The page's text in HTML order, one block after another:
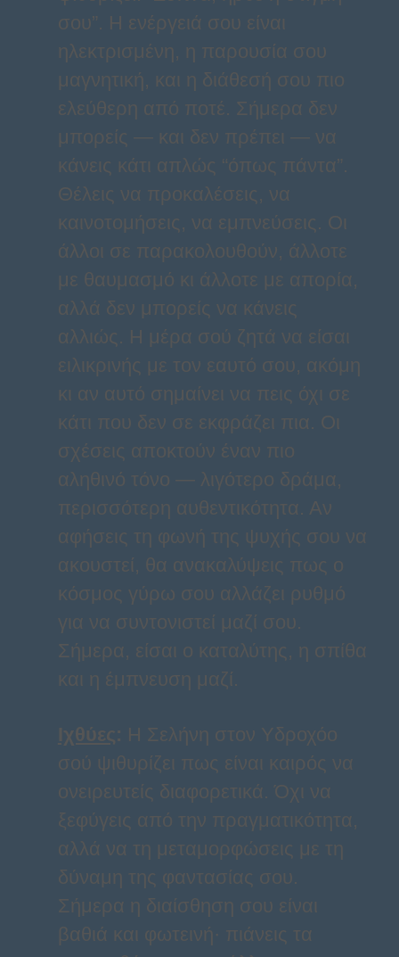
σου”. Η ενέργειά σου είναι
ηλεκτρισμένη, η παρουσία σου
μαγνητική, και η διάθεσή σου πιο
ελεύθερη από ποτέ. Σήμερα δεν
μπορείς — και δεν πρέπει — να
κάνεις κάτι απλώς “όπως πάντα”.
Θέλεις να προκαλέσεις, να
καινοτομήσεις, να εμπνεύσεις. Οι
άλλοι σε παρακολουθούν, άλλοτε
με θαυμασμό κι άλλοτε με απορία,
αλλά δεν μπορείς να κάνεις
αλλιώς. Η μέρα σού ζητά να είσαι
ειλικρινής με τον εαυτό σου, ακόμη
κι αν αυτό σημαίνει να πεις όχι σε
κάτι που δεν σε εκφράζει πια. Οι
σχέσεις αποκτούν έναν πιο
αληθινό τόνο — λιγότερο δράμα,
περισσότερη αυθεντικότητα. Αν
αφήσεις τη φωνή της ψυχής σου να
ακουστεί, θα ανακαλύψεις πως ο
κόσμος γύρω σου αλλάζει ρυθμό
για να συντονιστεί μαζί σου.
Σήμερα, είσαι ο καταλύτης, η σπίθα
και η έμπνευση μαζί.
Ιχθύες: Η Σελήνη στον Υδροχόο
σού ψιθυρίζει πως είναι καιρός να
ονειρευτείς διαφορετικά. Όχι να
ξεφύγεις από την πραγματικότητα,
αλλά να τη μεταμορφώσεις με τη
δύναμη της φαντασίας σου.
Σήμερα η διαίσθηση σου είναι
βαθιά και φωτεινή· πιάνεις τα